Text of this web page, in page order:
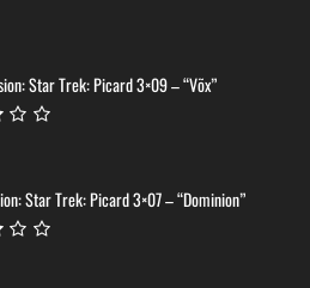
Star Trek: Picard 3×09 – “Võx”
Star Trek: Picard 3×07 – “Dominion”